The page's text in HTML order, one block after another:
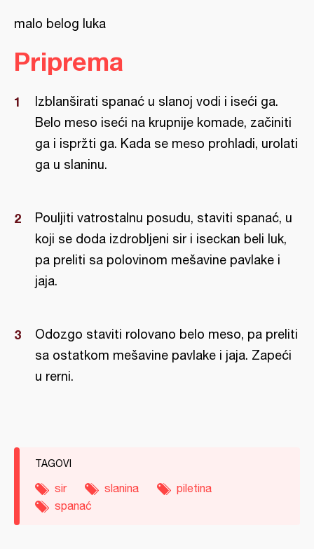
malo belog luka
Priprema
Izblanširati spanać u slanoj vodi i iseći ga.
Belo meso iseći na krupnije komade, začiniti
ga i ispržti ga. Kada se meso prohladi, urolati
ga u slaninu.
Pouljiti vatrostalnu posudu, staviti spanać, u
koji se doda izdrobljeni sir i iseckan beli luk,
pa preliti sa polovinom mešavine pavlake i
jaja.
Odozgo staviti rolovano belo meso, pa preliti
sa ostatkom mešavine pavlake i jaja. Zapeći
u rerni.
TAGOVI
sir slanina
piletina
spanać